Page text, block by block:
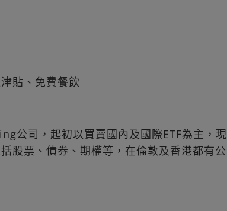
貼、免費餐飲
公司，起初以買賣國內及國際ETF為主，現
股票、債券、期權等，在倫敦及香港都有公